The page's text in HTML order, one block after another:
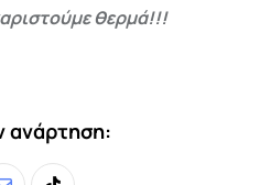
θερμά!!!
ανάρτηση: